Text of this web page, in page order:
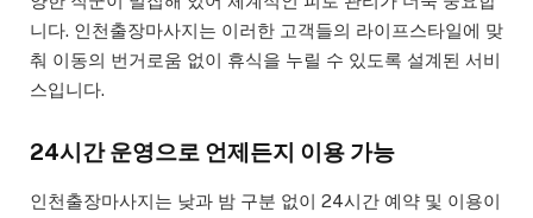
니다. 인천출장마사지는 이러한 고객들의 라이프스타일에 맞
춰 이동의 번거로움 없이 휴식을 누릴 수 있도록 설계된 서비
스입니다.
24시간 운영으로 언제든지 이용 가능
인천출장마사지는 낮과 밤 구분 없이 24시간 예약 및 이용이